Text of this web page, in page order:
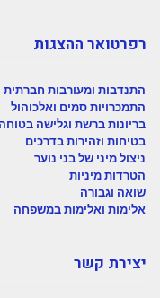
רפרטואר ההצגות
התנדבות ומעורבות חברתית
התמכרויות סמים ואלכוהול
בריונות ברשת וגלישה בטוחה
בטיחות וזהירות בדרכים
ניצול מיני של בני נוער
הטרדות מיניות
שואה וגבורה
אלימות ואלימות במשפחה
יצירת קשר